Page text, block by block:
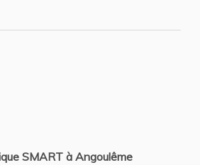
SMART à Angoulême